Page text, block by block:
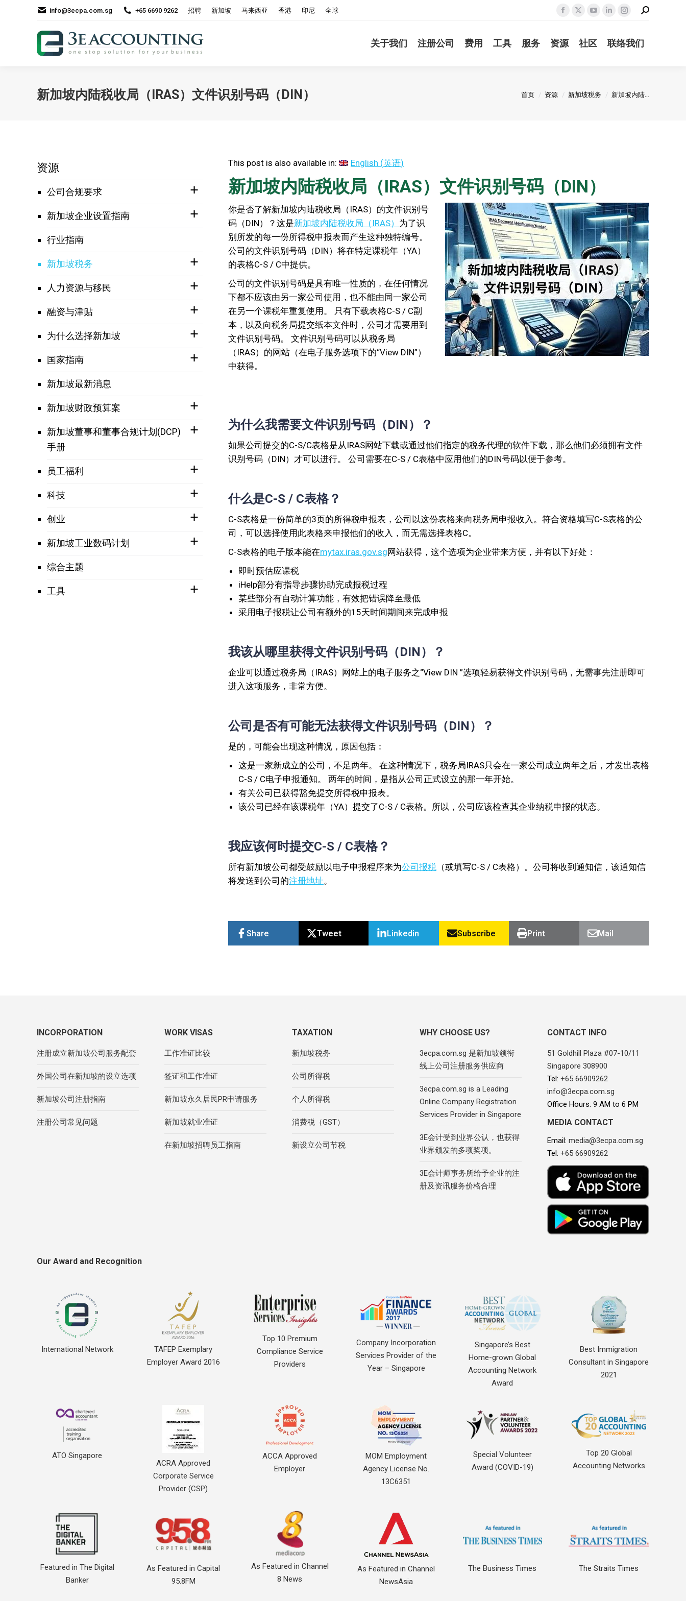
info@3ecpa.com.sg +65 6690 9262 招聘 新加坡 马来西亚 香港 印尼 全球
Facebook
opens
X
opens
YouTube
opens
Linkedin
opens
Instagram
opens
Search:
关于我们 注册公司 费用 工具 服务 资源 社区 联络我们
新加坡内陆税收局（IRAS）文件识别号码（DIN） 您在这里：
首页 资源 新加坡税务 新加坡内陆…
This post is also available in: English (英语)
新加坡内陆税收局（IRAS）文件识别号码（DIN）
你是否了解新加坡内陆税收局（IRAS）的文件识别号
码（DIN）？这是新加坡内陆税收局（ IRAS） 为了识
别所发的每一份所得税申报表而产生这种独特编号。
公司的文件识别号码（DIN）将在特定课税年（YA）
的表格C-S / C中提供。
公司的文件识别号码是具有唯一性质的，在任何情况
下都不应该由另一家公司使用，也不能由同一家公司
在另一个课税年重复使用。 只有下载表格C-S / C副
本，以及向税务局提交纸本文件时，公司才需要用到
文件识别号码。 文件识别号码可以从税务局
（IRAS）的网站（在电子服务选项下的“View DIN”）
中获得。
为什么我需要文件识别号码（DIN）？
如果公司提交的C-S/C表格是从IRAS网站下载或通过他们指定的税务代理的软件下载，那么他们必须拥有文件
识别号码（DIN）才可以进行。 公司需要在C-S / C表格中应用他们的DIN号码以便于参考。
什么是C-S / C表格？
C-S表格是一份简单的3页的所得税申报表，公司以这份表格来向税务局申报收入。符合资格填写C-S表格的公
司，可以选择使用此表格来申报他们的收入，而无需选择表格C。
C-S表格的电子版本能在mytax.iras.gov.sg网站获得，这个选项为企业带来方便，并有以下好处：
即时预估应课税
iHelp部分有指导步骤协助完成报税过程
某些部分有自动计算功能，有效把错误降至最低
采用电子报税让公司有额外的15天时间期间来完成申报
我该从哪里获得文件识别号码（DIN）？
企业可以通过税务局（IRAS）网站上的电子服务之“View DIN ”选项轻易获得文件识别号码，无需事先注册即可
进入这项服务，非常方便。
公司是否有可能无法获得文件识别号码（DIN）？
是的，可能会出现这种情况，原因包括：
这是一家新成立的公司，不足两年。 在这种情况下，税务局IRAS只会在一家公司成立两年之后，才发出表格
C-S / C电子申报通知。 两年的时间，是指从公司正式设立的那一年开始。
有关公司已获得豁免提交所得税申报表。
该公司已经在该课税年（YA）提交了C-S / C表格。所以，公司应该检查其企业纳税申报的状态。
我应该何时提交C-S / C表格？
所有新加坡公司都受鼓励以电子申报程序来为公司报税 （或填写C-S / C表格）。公司将收到通知信，该通知信
将发送到公司的注册地址。
Share Tweet Linkedin Subscribe Print Mail
资源
公司合规要求
新加坡企业设置指南
行业指南
新加坡税务
人力资源与移民
融资与津贴
为什么选择新加坡
国家指南
新加坡最新消息
新加坡财政预算案
新加坡董事和董事合规计划(DCP)
手册
员工福利
科技
创业
新加坡工业数码计划
综合主题
工具
INCORPORATION
注册成立新加坡公司服务配套
外国公司在新加坡的设立选项
新加坡公司注册指南
注册公司常见问题
WORK VISAS
工作准证比较
签证和工作准证
新加坡永久居民PR申请服务
新加坡就业准证
在新加坡招聘员工指南
TAXATION
新加坡税务
公司所得税
个人所得税
消费税（GST）
新设立公司节税
WHY CHOOSE US?
3ecpa.com.sg 是新加坡领衔
线上公司注册服务供应商
3ecpa.com.sg is a Leading
Online Company Registration
Services Provider in Singapore
3E会计受到业界公认，也获得
业界颁发的多项奖项。
3E会计师事务所给予企业的注
册及资讯服务价格合理
CONTACT INFO
51 Goldhill Plaza #07-10/11
Singapore 308900
Tel: +65 66909262
info@3ecpa.com.sg
Office Hours: 9 AM to 6 PM
MEDIA CONTACT
Email: media@3ecpa.com.sg
Tel: +65 66909262
Our Award and Recognition
International Network
TAFEP Exemplary
Employer Award 2016
Top 10 Premium
Compliance Service
Providers
Company Incorporation
Services Provider of the
Year – Singapore
Singapore’s Best
Home-grown Global
Accounting Network
Award
Best Immigration
Consultant in Singapore
2021
ATO Singapore
ACRA Approved
Corporate Service
Provider (CSP)
ACCA Approved
Employer
MOM Employment
Agency License No.
13C6351
Special Volunteer
Award (COVID-19)
Top 20 Global
Accounting Networks
Featured in The Digital
Banker
As Featured in Capital
95.8FM
As Featured in Channel
8 News
As Featured in Channel
NewsAsia
The Business Times The Straits Times